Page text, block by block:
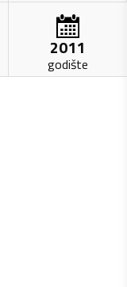
2011
godište